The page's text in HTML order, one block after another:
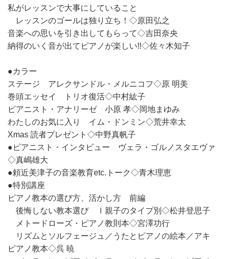
私がレッスンで大事にしていること
レッスンのゴールは独り立ち！◇原田弘之
音楽への思いを引き出してもらって◇吉田奈央
納得のいく音が出てピアノが楽しい!!◇佐々木知子
●カラー
ステージ アレクサンドル・メルニコフ◇原 明美
巻頭エッセイ トリオ復活◇中村紘子
ピアニスト・アナリーゼ 小原 孝◇岡地まゆみ
わたしのお気に入り イム・ドンミン◇荒井幸太
Xmas 読者プレゼント◇中野真帆子
●ピアニスト・インタビュー ヴェラ・ゴルノスタエヴァ
◇真嶋雄大
●頼近美津子の音楽教育etc.トーク◇青木理恵
●特別講座
ピアノ教本の選び方、活かし方 前編
後悔しない教本選び Ⅰ親子のタイプ別◇松井登思子
メトードローズ・ピアノ教則本◇宮澤功行
リズムとソルフェージュ／うたとピアノの絵本／アキ
ピアノ教本◇呉 暁